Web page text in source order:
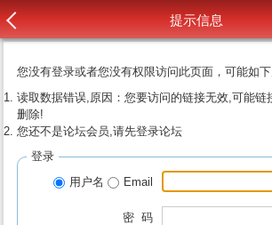
提示信息
您没有登录或者您没有权限访问此页面，可能如
读取数据错误,原因：您要访问的链接无效,可能链
删除!
您还不是论坛会员,请先登录论坛
登录
用户名
Email
密 码